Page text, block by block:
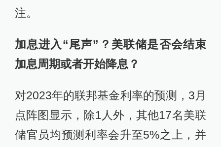
注。
加息进入“尾声”？美联储是否会结束
加息周期或者开始降息？
对2023年的联邦基金利率的预测，3月
点阵图显示，除1人外，其他17名美联
储官员均预测利率会升至5%之上，并